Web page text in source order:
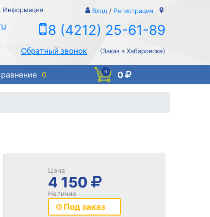
Информация Вход / Регистрация
8 (4212) 25-61-89
Обратный звонок (Заказ в Хабаровске)
0 0 0
Цена
4 150
Наличие
Под заказ